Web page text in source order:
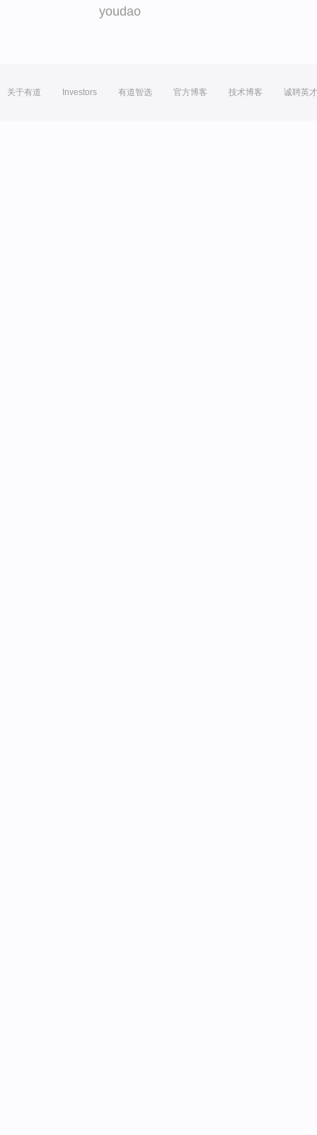
youdao
关于有道 Investors 有道智选 官方博客 技术博客 诚聘英才